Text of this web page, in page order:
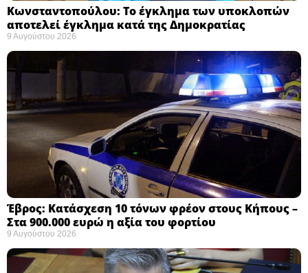
Κωνσταντοπούλου: Το έγκλημα των υποκλοπών
αποτελεί έγκλημα κατά της Δημοκρατίας ​
9 Αυγούστου 2026
Έβρος: Κατάσχεση 10 τόνων φρέον στους Κήπους –
Στα 900.000 ευρώ η αξία του φορτίου ​
9 Αυγούστου 2026